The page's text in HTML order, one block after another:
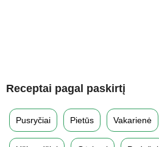
Receptai pagal paskirtį
Pusryčiai Pietūs Vakarienė